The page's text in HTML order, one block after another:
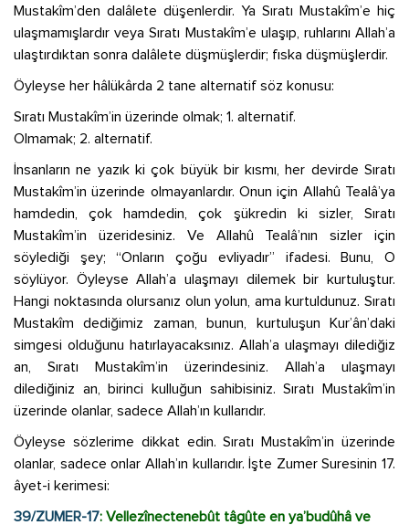
Mustakîm’den dalâlete düşenlerdir. Ya Sıratı Mustakîm’e hiç
ulaşmamışlardır veya Sıratı Mustakîm’e ulaşıp, ruhlarını Allah’a
ulaştırdıktan sonra dalâlete düşmüşlerdir; fıska düşmüşlerdir.
Öyleyse her hâlükârda 2 tane alternatif söz konusu:
Sıratı Mustakîm’in üzerinde olmak; 1. alternatif.
Olmamak; 2. alternatif.
İnsanların ne yazık ki çok büyük bir kısmı, her devirde Sıratı
Mustakîm’in üzerinde olmayanlardır. Onun için Allahû Tealâ’ya
hamdedin, çok hamdedin, çok şükredin ki sizler, Sıratı
Mustakîm’in üzeridesiniz. Ve Allahû Tealâ’nın sizler için
söylediği şey; “Onların çoğu evliyadır” ifadesi. Bunu, O
söylüyor. Öyleyse Allah’a ulaşmayı dilemek bir kurtuluştur.
Hangi noktasında olursanız olun yolun, ama kurtuldunuz. Sıratı
Mustakîm dediğimiz zaman, bunun, kurtuluşun Kur’ân’daki
simgesi olduğunu hatırlayacaksınız. Allah’a ulaşmayı dilediğiz
an, Sıratı Mustakîm’in üzerindesiniz. Allah’a ulaşmayı
dilediğiniz an, birinci kulluğun sahibisiniz. Sıratı Mustakîm’in
üzerinde olanlar, sadece Allah’ın kullarıdır.
Öyleyse sözlerime dikkat edin. Sıratı Mustakîm’in üzerinde
olanlar, sadece onlar Allah’ın kullarıdır. İşte Zumer Suresinin 17.
âyet-i kerimesi:
39/ZUMER-17: Vellezînectenebût tâgûte en ya’budûhâ ve